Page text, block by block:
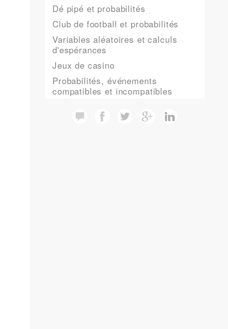
Dé pipé et probabilités
Club de football et probabilités
Variables aléatoires et calculs
d'espérances
Jeux de casino
Probabilités, événements
compatibles et incompatibles